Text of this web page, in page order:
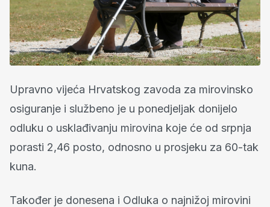
Upravno vijeća Hrvatskog zavoda za mirovinsko
osiguranje i službeno je u ponedjeljak donijelo
odluku o usklađivanju mirovina koje će od srpnja
porasti 2,46 posto, odnosno u prosjeku za 60-tak
kuna.
Također je donesena i Odluka o najnižoj mirovini